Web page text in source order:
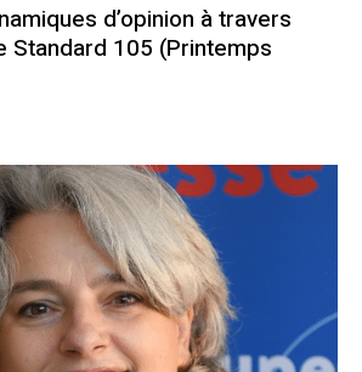
d’opinion à travers
Standard 105 (Printemps